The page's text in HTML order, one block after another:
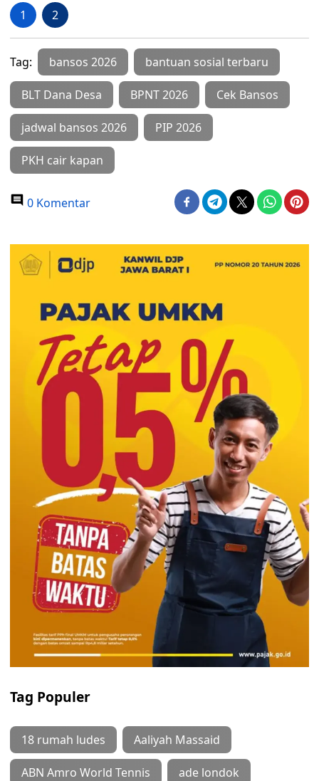
1 2
Tag: bansos 2026 bantuan sosial terbaru
BLT Dana Desa BPNT 2026 Cek Bansos
jadwal bansos 2026 PIP 2026
PKH cair kapan
0 Komentar
Tag Populer
18 rumah ludes Aaliyah Massaid
ABN Amro World Tennis ade londok